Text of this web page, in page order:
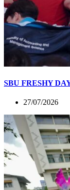
SBU FRESHY
27/07/2026